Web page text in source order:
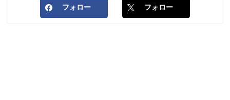
フォロー フォロー